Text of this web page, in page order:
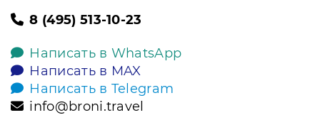
8 (495) 513-10-23
Написать в WhatsApp
Написать в MAX
Написать в Telegram
info@broni.travel